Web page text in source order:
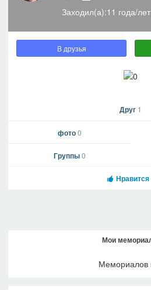
Заходил(а):11 года/
В друзья
Друг 1
фото0
Группы0
Нравится
Мои
Мемориалов